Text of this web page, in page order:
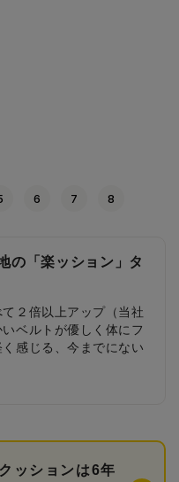
の「楽ッション」タ
２倍以上アップ（当社
ベルトが優しく体にフ
感じる、今までにない
ダブルハートの刺繍
うなエレガントな刺繍
カブセのデザイン
。
う
です。
の背当て
ます。
ャレです。A4フラット
き手
たチャームが、とって
ハートの前ポケット
6 7 8
ッションは6年